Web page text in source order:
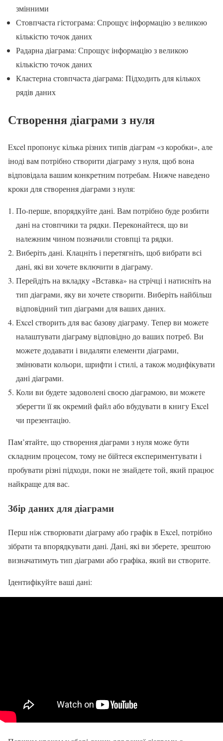
змінними
Стовпчаста гістограма: Спрощує інформацію з великою
кількістю точок даних
Радарна діаграма: Спрощує інформацію з великою
кількістю точок даних
Кластерна стовпчаста діаграма: Підходить для кількох
рядів даних
Створення діаграми з нуля
Excel пропонує кілька різних типів діаграм «з коробки», але
іноді вам потрібно створити діаграму з нуля, щоб вона
відповідала вашим конкретним потребам. Нижче наведено
кроки для створення діаграми з нуля:
По-перше, впорядкуйте дані. Вам потрібно буде розбити
дані на стовпчики та рядки. Переконайтеся, що ви
належним чином позначили стовпці та рядки.
Виберіть дані. Клацніть і перетягніть, щоб вибрати всі
дані, які ви хочете включити в діаграму.
Перейдіть на вкладку «Вставка» на стрічці і натисніть на
тип діаграми, яку ви хочете створити. Виберіть найбільш
відповідний тип діаграми для ваших даних.
Excel створить для вас базову діаграму. Тепер ви можете
налаштувати діаграму відповідно до ваших потреб. Ви
можете додавати і видаляти елементи діаграми,
змінювати кольори, шрифти і стилі, а також модифікувати
дані діаграми.
Коли ви будете задоволені своєю діаграмою, ви можете
зберегти її як окремий файл або вбудувати в книгу Excel
чи презентацію.
Пам’ятайте, що створення діаграми з нуля може бути
складним процесом, тому не бійтеся експериментувати і
пробувати різні підходи, поки не знайдете той, який працює
найкраще для вас.
Збір даних для діаграми
Перш ніж створювати діаграму або графік в Excel, потрібно
зібрати та впорядкувати дані. Дані, які ви зберете, зрештою
визначатимуть тип діаграми або графіка, який ви створите.
Ідентифікуйте ваші дані: